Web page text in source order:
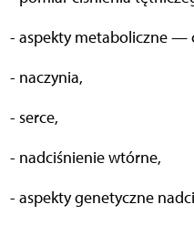
- aspekty metaboliczne —
- naczynia,
- serce,
- nadciśnienie wtórne,
- aspekty genetyczne